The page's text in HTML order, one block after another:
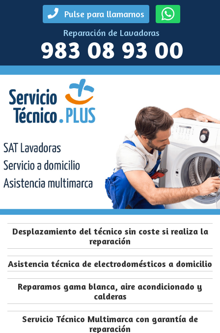
Pulse para llamarnos
Reparación de Lavadoras
983 08 93 00
Desplazamiento del técnico sin coste si realiza la
reparación
Asistencia técnica de electrodomésticos a domicilio
Reparamos gama blanca, aire acondicionado y
calderas
Servicio Técnico Multimarca con garantía de
reparación